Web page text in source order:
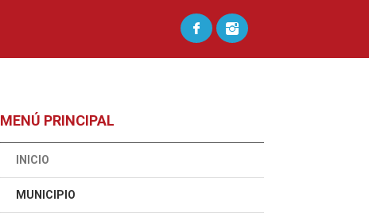
MENÚ PRINCIPAL
INICIO
MUNICIPIO